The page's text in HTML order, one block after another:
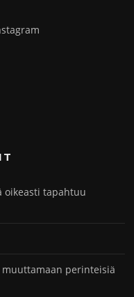
oikeasti tapahtuu
perinteisiä